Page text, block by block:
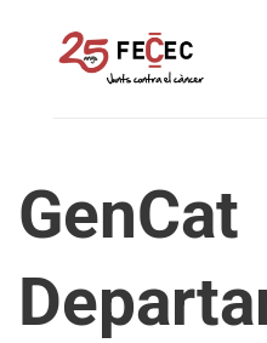
contenido
GenCat